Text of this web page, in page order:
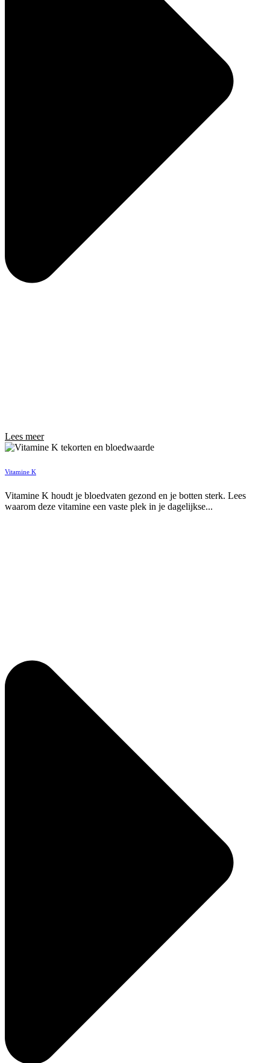
Lees meer
Vitamine K
Vitamine K houdt je bloedvaten gezond en je botten sterk. Lees
waarom deze vitamine een vaste plek in je dagelijkse...